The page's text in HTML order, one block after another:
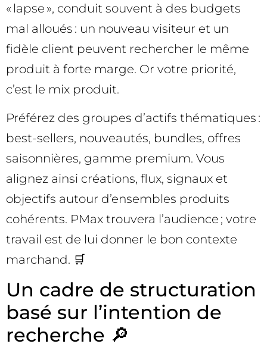
« lapse », conduit souvent à des budgets
mal alloués : un nouveau visiteur et un
fidèle client peuvent rechercher le même
produit à forte marge. Or votre priorité,
c’est le mix produit.
Préférez des groupes d’actifs thématiques :
best-sellers, nouveautés, bundles, offres
saisonnières, gamme premium. Vous
alignez ainsi créations, flux, signaux et
objectifs autour d’ensembles produits
cohérents. PMax trouvera l’audience ; votre
travail est de lui donner le bon contexte
marchand. 🛒
Un cadre de structuration
basé sur l’intention de
recherche 🔎